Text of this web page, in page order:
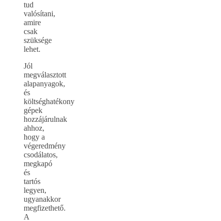
tud
valósítani,
amire
csak
szüksége
lehet.
Jól
megválasztott
alapanyagok,
és
költséghatékony
gépek
hozzájárulnak
ahhoz,
hogy a
végeredmény
csodálatos,
megkapó
és
tartós
legyen,
ugyanakkor
megfizethető.
A